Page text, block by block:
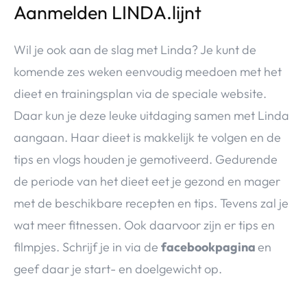
Aanmelden LINDA.lijnt
Wil je ook aan de slag met Linda? Je kunt de
komende zes weken eenvoudig meedoen met het
dieet en trainingsplan via de speciale website.
Daar kun je deze leuke uitdaging samen met Linda
aangaan. Haar dieet is makkelijk te volgen en de
tips en vlogs houden je gemotiveerd. Gedurende
de periode van het dieet eet je gezond en mager
met de beschikbare recepten en tips. Tevens zal je
wat meer fitnessen. Ook daarvoor zijn er tips en
filmpjes. Schrijf je in via de facebookpaginaen
geef daar je start- en doelgewicht op.